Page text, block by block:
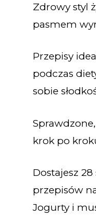
Zdrowy styl
pasmem
Przepisy
podczas
sobie
krok po
Dostajesz
przepisów
Jogurty i